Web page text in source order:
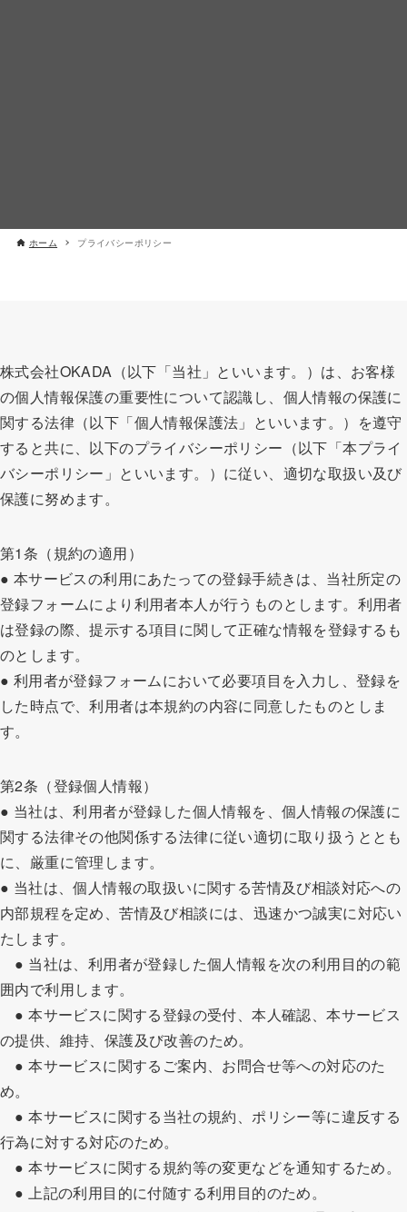
ホーム プライバシーポリシー
株式会社OKADA（以下「当社」といいます。）は、お客様
の個人情報保護の重要性について認識し、個人情報の保護に
関する法律（以下「個人情報保護法」といいます。）を遵守
すると共に、以下のプライバシーポリシー（以下「本プライ
バシーポリシー」といいます。）に従い、適切な取扱い及び
保護に努めます。
第1条（規約の適用）
● 本サービスの利用にあたっての登録手続きは、当社所定の
登録フォームにより利用者本人が行うものとします。利用者
は登録の際、提示する項目に関して正確な情報を登録するも
のとします。
● 利用者が登録フォームにおいて必要項目を入力し、登録を
した時点で、利用者は本規約の内容に同意したものとしま
す。
第2条（登録個人情報）
● 当社は、利用者が登録した個人情報を、個人情報の保護に
関する法律その他関係する法律に従い適切に取り扱うととも
に、厳重に管理します。
● 当社は、個人情報の取扱いに関する苦情及び相談対応への
内部規程を定め、苦情及び相談には、迅速かつ誠実に対応い
たします。
● 当社は、利用者が登録した個人情報を次の利用目的の範
囲内で利用します。
● 本サービスに関する登録の受付、本人確認、本サービス
の提供、維持、保護及び改善のため。
● 本サービスに関するご案内、お問合せ等への対応のた
め。
● 本サービスに関する当社の規約、ポリシー等に違反する
行為に対する対応のため。
● 本サービスに関する規約等の変更などを通知するため。
● 上記の利用目的に付随する利用目的のため。